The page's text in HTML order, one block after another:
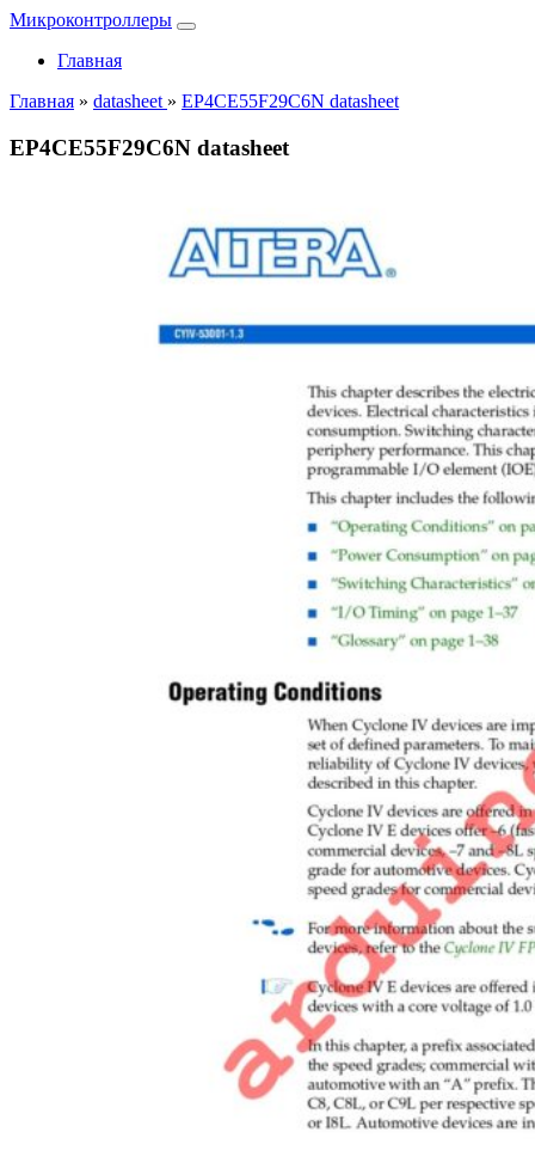
Микроконтроллеры
Главная
Главная » datasheet » EP4CE55F29C6N datasheet
EP4CE55F29C6N datasheet